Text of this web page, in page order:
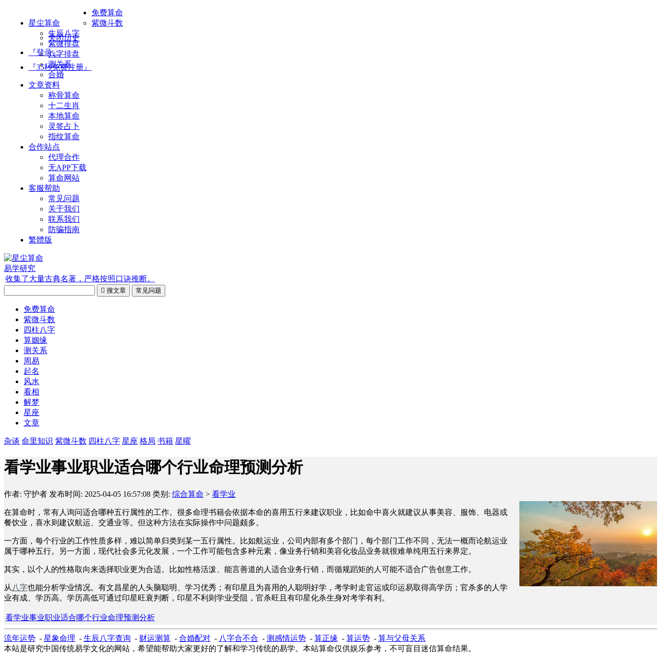
星尘算命
关闭历史
『登录』
『35秒免费注册』
免费算命
紫微斗数
生辰八字
紫微排盘
八字排盘
测关系
合婚
文章资料
称骨算命
十二生肖
本地算命
灵签占卜
指纹算命
合作站点
代理合作
无APP下载
算命网站
客服帮助
常见问题
关于我们
联系我们
防骗指南
繁體版
易学研究
收集了大量古典名著，严格按照口诀推断。
 搜文章 常见问题
免费算命
紫微斗数
四柱八字
算姻缘
测关系
周易
起名
风水
看相
解梦
星座
文章
杂谈 命里知识 紫微斗数 四柱八字 星座 格局 书籍 星曜
看学业事业职业适合哪个行业命理预测分析
作者: 守护者 发布时间: 2025-04-05 16:57:08 类别: 综合算命 > 看学业
在算命时，常有人询问适合哪种五行属性的工作。很多命理书籍会依据本命的喜用五行来建议职业，比如命中喜火就建议从事美容、服饰、电器或
餐饮业，喜水则建议航运、交通业等。但这种方法在实际操作中问题颇多。
一方面，每个行业的工作性质多样，难以简单归类到某一五行属性。比如航运业，公司内部有多个部门，每个部门工作不同，无法一概而论航运业
属于哪种五行。另一方面，现代社会多元化发展，一个工作可能包含多种元素，像业务行销和美容化妆品业务就很难单纯用五行来界定。
其实，以个人的性格取向来选择职业更为合适。比如性格活泼、能言善道的人适合业务行销，而循规蹈矩的人可能不适合广告创意工作。
从 八字也能分析学业情况。有文昌星的人头脑聪明、学习优秀；有印星且为喜用的人聪明好学，考学时走官运或印运易取得高学历；官杀多的人学
业有成、学历高。学历高低可通过印星旺衰判断，印星不利则学业受阻，官杀旺且有印星化杀生身对考学有利。
看学业事业职业适合哪个行业命理预测分析
流年运势 - 星象命理 - 生辰八字查询 - 财运测算 - 合婚配对 - 八字合不合 - 测感情运势 - 算正缘 - 算运势 - 算与父母关系
本站是研究中国传统易学文化的网站，希望能帮助大家更好的了解和学习传统的易学。本站算命仅供娱乐参考，不可盲目迷信算命结果。